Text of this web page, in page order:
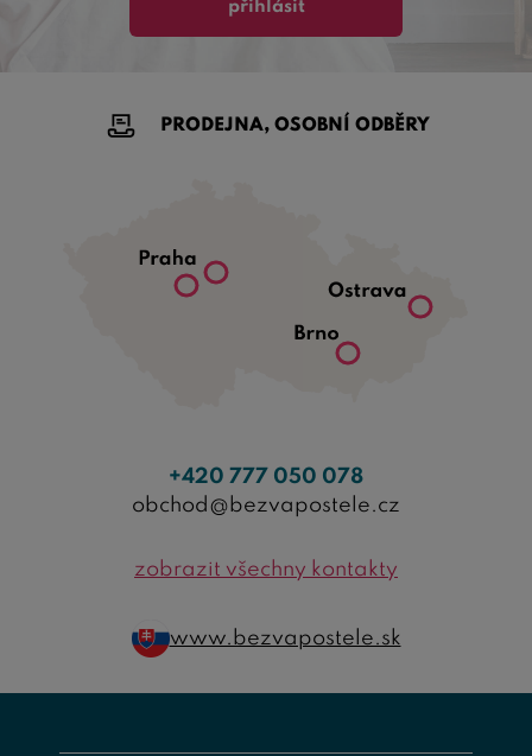
přihlásit
PRODEJNA, OSOBNÍ ODBĚRY
+420 777 050 078
obchod@bezvapostele.cz
zobrazit všechny kontakty
www.bezvapostele.sk